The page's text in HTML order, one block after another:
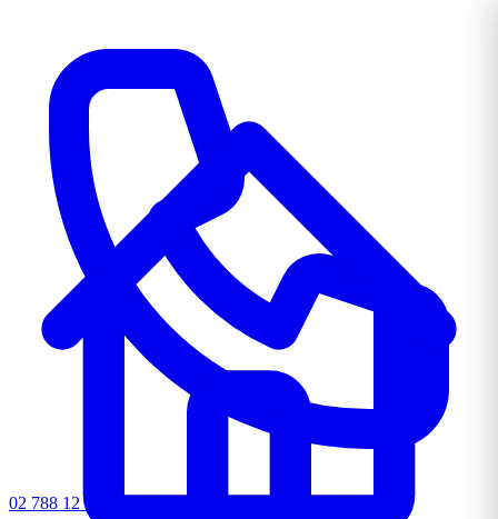
02 788 12 72